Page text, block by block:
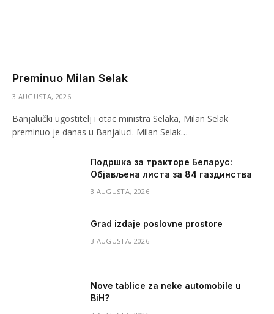
Preminuo Milan Selak
3 AUGUSTA, 2026
Banjalučki ugostitelj i otac ministra Selaka, Milan Selak
preminuo je danas u Banjaluci. Milan Selak…
Подршка за тракторе Беларус:
Објављена листа за 84 газдинства
3 AUGUSTA, 2026
Grad izdaje poslovne prostore
3 AUGUSTA, 2026
Nove tablice za neke automobile u
BiH?